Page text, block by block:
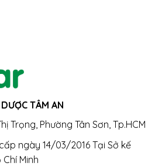
TÂM AN
Trọng, Phường Tân Sơn, Tp.HCM
cấp ngày 14/03/2016 Tại Sở kế
Minh